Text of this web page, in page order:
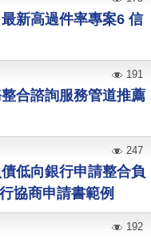
新高過件率專案6 信
合諮詢服務管道推薦
191
低向銀行申請整合負
協商申請書範例
247
192